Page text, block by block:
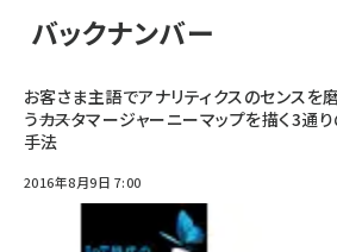
バックナンバー
お客さま主語でアナリティクスのセンスを
う――カスタマージャーニーマップを描く3通
手法
2016年8月9日 7:00